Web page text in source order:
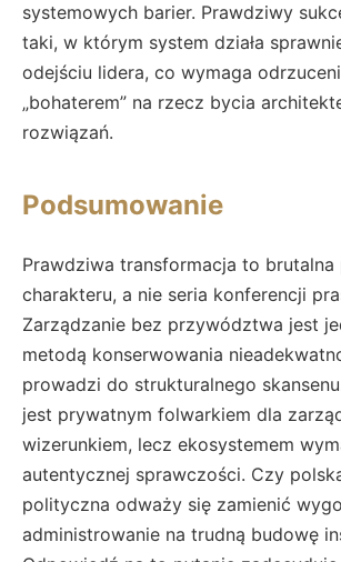
systemowych barier. Prawdziwy
taki, w którym system działa
odejściu lidera, co wymaga
„bohaterem” na rzecz bycia
rozwiązań.
Podsumowanie
Prawdziwa transformacja to brutalna
charakteru, a nie seria konferencji
Zarządzanie bez przywództwa jest
metodą konserwowania
prowadzi do strukturalnego
jest prywatnym folwarkiem dla
wizerunkiem, lecz ekosystemem
autentycznej sprawczości. Czy
polityczna odważy się zamienić
administrowanie na trudną budowę